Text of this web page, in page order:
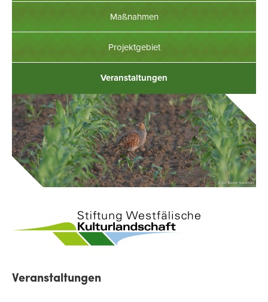
Maßnahmen
Projektgebiet
Veranstaltungen
Veranstaltungen